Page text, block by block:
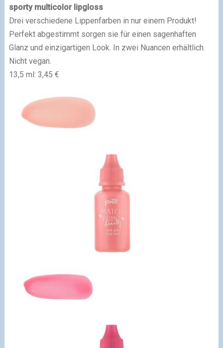
sporty multicolor lipgloss
Drei verschiedene Lippenfarben in nur einem Produkt!
Perfekt abgestimmt sorgen sie für einen sagenhaften
Glanz und einzigartigen Look. In zwei Nuancen erhältlich.
Nicht vegan.
13,5 ml: 3,45 €